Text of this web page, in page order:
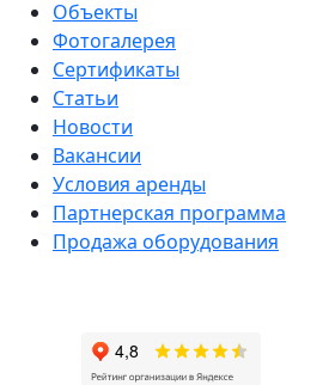
Объекты
Фотогалерея
Сертификаты
Статьи
Новости
Вакансии
Условия аренды
Партнерская программа
Продажа оборудования